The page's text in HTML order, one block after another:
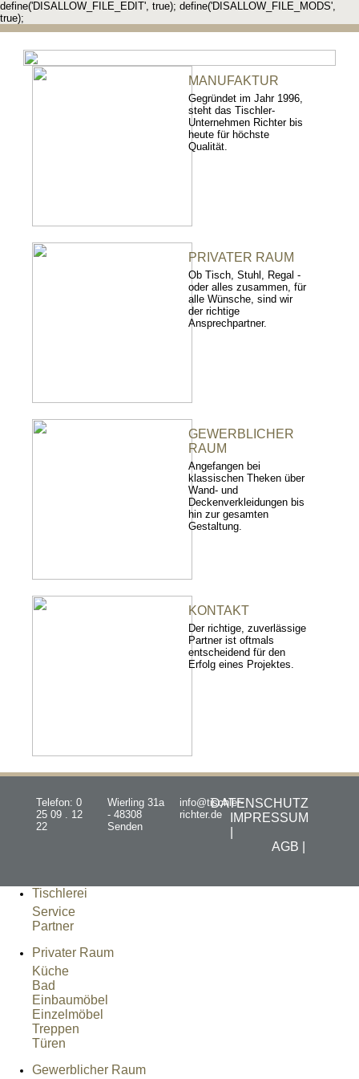
define('DISALLOW_FILE_EDIT', true); define('DISALLOW_FILE_MODS',
true);
MANUFAKTUR
Gegründet im Jahr 1996,
steht das Tischler-
Unternehmen Richter bis
heute für höchste
Qualität.
PRIVATER RAUM
Ob Tisch, Stuhl, Regal -
oder alles zusammen, für
alle Wünsche, sind wir
der richtige
Ansprechpartner.
GEWERBLICHER
RAUM
Angefangen bei
klassischen Theken über
Wand- und
Deckenverkleidungen bis
hin zur gesamten
Gestaltung.
KONTAKT
Der richtige, zuverlässige
Partner ist oftmals
entscheidend für den
Erfolg eines Projektes.
Telefon: 0
25 09 . 12
22
Wierling 31a
- 48308
Senden
info@tischler-
richter.de
DATENSCHUTZ
IMPRESSUM
AGB |
Tischlerei
Service
Partner
Privater Raum
Küche
Bad
Einbaumöbel
Einzelmöbel
Treppen
Türen
Gewerblicher Raum